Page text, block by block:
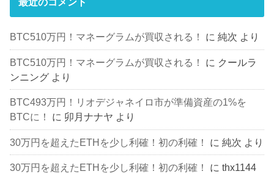
BTC510万円！マネーグラムが買収される！ に純次 より
BTC510万円！マネーグラムが買収される！ に クールラ
ンニング より
BTC493万円！リオデジャネイロ市が準備資産の1%を
BTCに！
に 卯月ナナヤ より
30万円を超えたETHを少し利確！初の利確！ に純次 より
30万円を超えたETHを少し利確！初の利確！ にthx1144